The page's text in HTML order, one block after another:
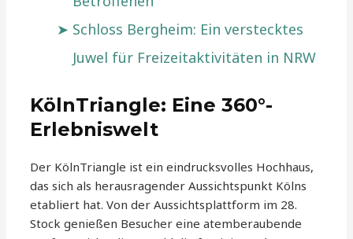
Schloss Bergheim: Ein verstecktes
Juwel für Freizeitaktivitäten in NRW
KölnTriangle: Eine 360°-
Erlebniswelt
Der KölnTriangle ist ein eindrucksvolles Hochhaus,
das sich als herausragender Aussichtspunkt Kölns
etabliert hat. Von der Aussichtsplattform im 28.
Stock genießen Besucher eine atemberaubende